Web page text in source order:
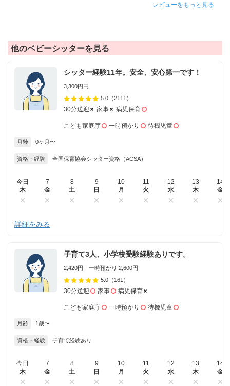
レビューをもっと見る
他のベビーシッターを見る
シッター経験11年。安全、安心第一です！
3,300円円
5.0 （2111）
30分送迎 家事 病児保育
こども家庭庁 一時預かり 待機児童
月齢 0ヶ月〜
資格・経験 全国保育協会シッター資格（ACSA）
今日
木
7
金
8
土
9
日
10
月
11
火
12
水
13
木
14
金
詳細をみる
子育て3人、小学校受験経験ありです。
2,420円 一時預かり 2,600円
5.0 （161）
30分送迎 家事 病児保育
こども家庭庁 一時預かり 待機児童
月齢 1歳〜
資格・経験 子育て経験あり
今日
木
7
金
8
土
9
日
10
月
11
火
12
水
13
木
14
金